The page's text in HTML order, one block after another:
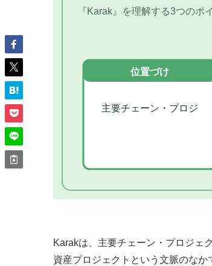
『Karak』を理解する3つのポ
位置づけ
主要チェーン・プロジ
Karakは、主要チェーン・プロジェ
資産プロジェクトという文脈のなか